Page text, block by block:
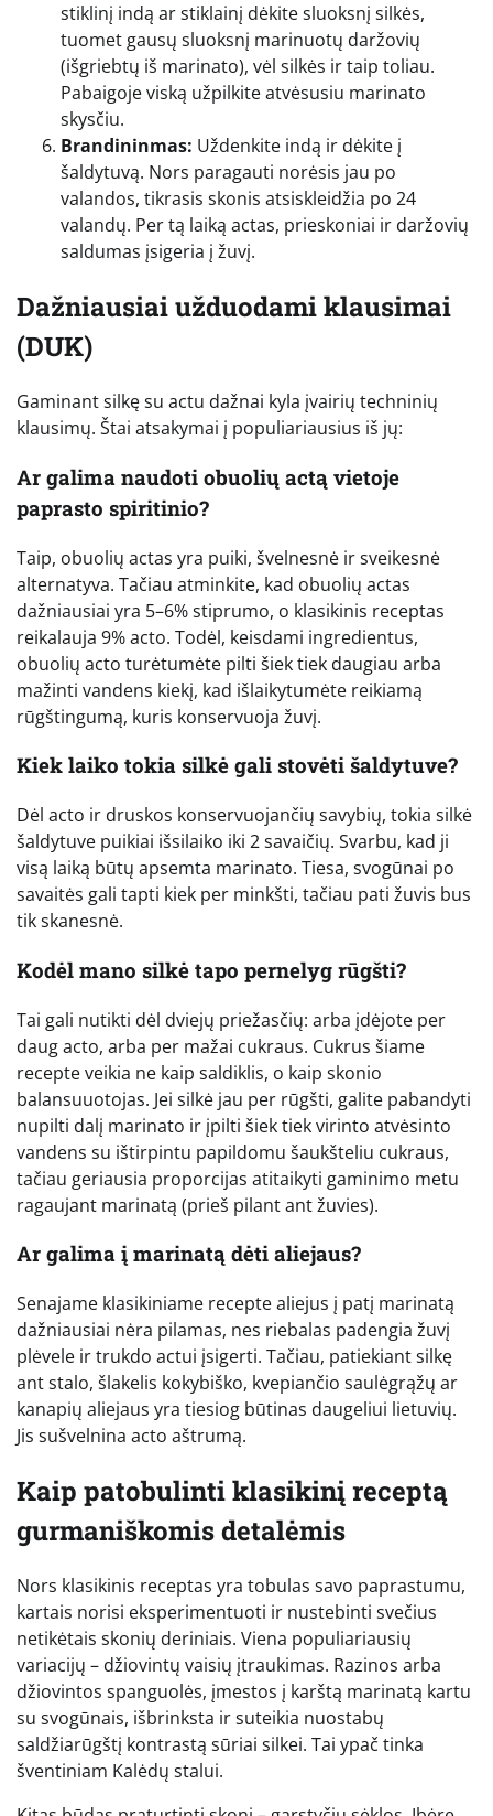
stiklinį indą ar stiklainį dėkite sluoksnį silkės,
tuomet gausų sluoksnį marinuotų daržovių
(išgriebtų iš marinato), vėl silkės ir taip toliau.
Pabaigoje viską užpilkite atvėsusiu marinato
skysčiu.
Brandininmas: Uždenkite indą ir dėkite į
šaldytuvą. Nors paragauti norėsis jau po
valandos, tikrasis skonis atsiskleidžia po 24
valandų. Per tą laiką actas, prieskoniai ir daržovių
saldumas įsigeria į žuvį.
Dažniausiai užduodami klausimai
(DUK)
Gaminant silkę su actu dažnai kyla įvairių techninių
klausimų. Štai atsakymai į populiariausius iš jų:
Ar galima naudoti obuolių actą vietoje
paprasto spiritinio?
Taip, obuolių actas yra puiki, švelnesnė ir sveikesnė
alternatyva. Tačiau atminkite, kad obuolių actas
dažniausiai yra 5–6% stiprumo, o klasikinis receptas
reikalauja 9% acto. Todėl, keisdami ingredientus,
obuolių acto turėtumėte pilti šiek tiek daugiau arba
mažinti vandens kiekį, kad išlaikytumėte reikiamą
rūgštingumą, kuris konservuoja žuvį.
Kiek laiko tokia silkė gali stovėti šaldytuve?
Dėl acto ir druskos konservuojančių savybių, tokia silkė
šaldytuve puikiai išsilaiko iki 2 savaičių. Svarbu, kad ji
visą laiką būtų apsemta marinato. Tiesa, svogūnai po
savaitės gali tapti kiek per minkšti, tačiau pati žuvis bus
tik skanesnė.
Kodėl mano silkė tapo pernelyg rūgšti?
Tai gali nutikti dėl dviejų priežasčių: arba įdėjote per
daug acto, arba per mažai cukraus. Cukrus šiame
recepte veikia ne kaip saldiklis, o kaip skonio
balansuuotojas. Jei silkė jau per rūgšti, galite pabandyti
nupilti dalį marinato ir įpilti šiek tiek virinto atvėsinto
vandens su ištirpintu papildomu šaukšteliu cukraus,
tačiau geriausia proporcijas atitaikyti gaminimo metu
ragaujant marinatą (prieš pilant ant žuvies).
Ar galima į marinatą dėti aliejaus?
Senajame klasikiniame recepte aliejus į patį marinatą
dažniausiai nėra pilamas, nes riebalas padengia žuvį
plėvele ir trukdo actui įsigerti. Tačiau, patiekiant silkę
ant stalo, šlakelis kokybiško, kvepiančio saulėgrąžų ar
kanapių aliejaus yra tiesiog būtinas daugeliui lietuvių.
Jis sušvelnina acto aštrumą.
Kaip patobulinti klasikinį receptą
gurmaniškomis detalėmis
Nors klasikinis receptas yra tobulas savo paprastumu,
kartais norisi eksperimentuoti ir nustebinti svečius
netikėtais skonių deriniais. Viena populiariausių
variacijų – džiovintų vaisių įtraukimas. Razinos arba
džiovintos spanguolės, įmestos į karštą marinatą kartu
su svogūnais, išbrinksta ir suteikia nuostabų
saldžiarūgštį kontrastą sūriai silkei. Tai ypač tinka
šventiniam Kalėdų stalui.